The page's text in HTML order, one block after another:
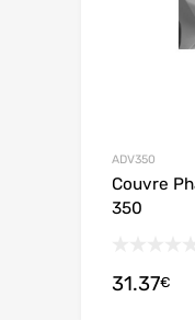
ADV350
Couvre
350
31.37€